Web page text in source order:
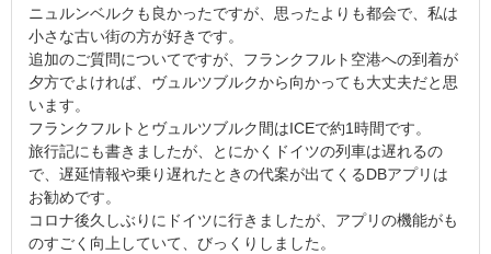
ニュルンベルクも良かったですが、思ったよりも都会で、私は
小さな古い街の方が好きです。
追加のご質問についてですが、フランクフルト空港への到着が
夕方でよければ、ヴュルツブルクから向かっても大丈夫だと思
います。
フランクフルトとヴュルツブルク間はICEで約1時間です。
旅行記にも書きましたが、とにかくドイツの列車は遅れるの
で、遅延情報や乗り遅れたときの代案が出てくるDBアプリは
お勧めです。
コロナ後久しぶりにドイツに行きましたが、アプリの機能がも
のすごく向上していて、びっくりしました。